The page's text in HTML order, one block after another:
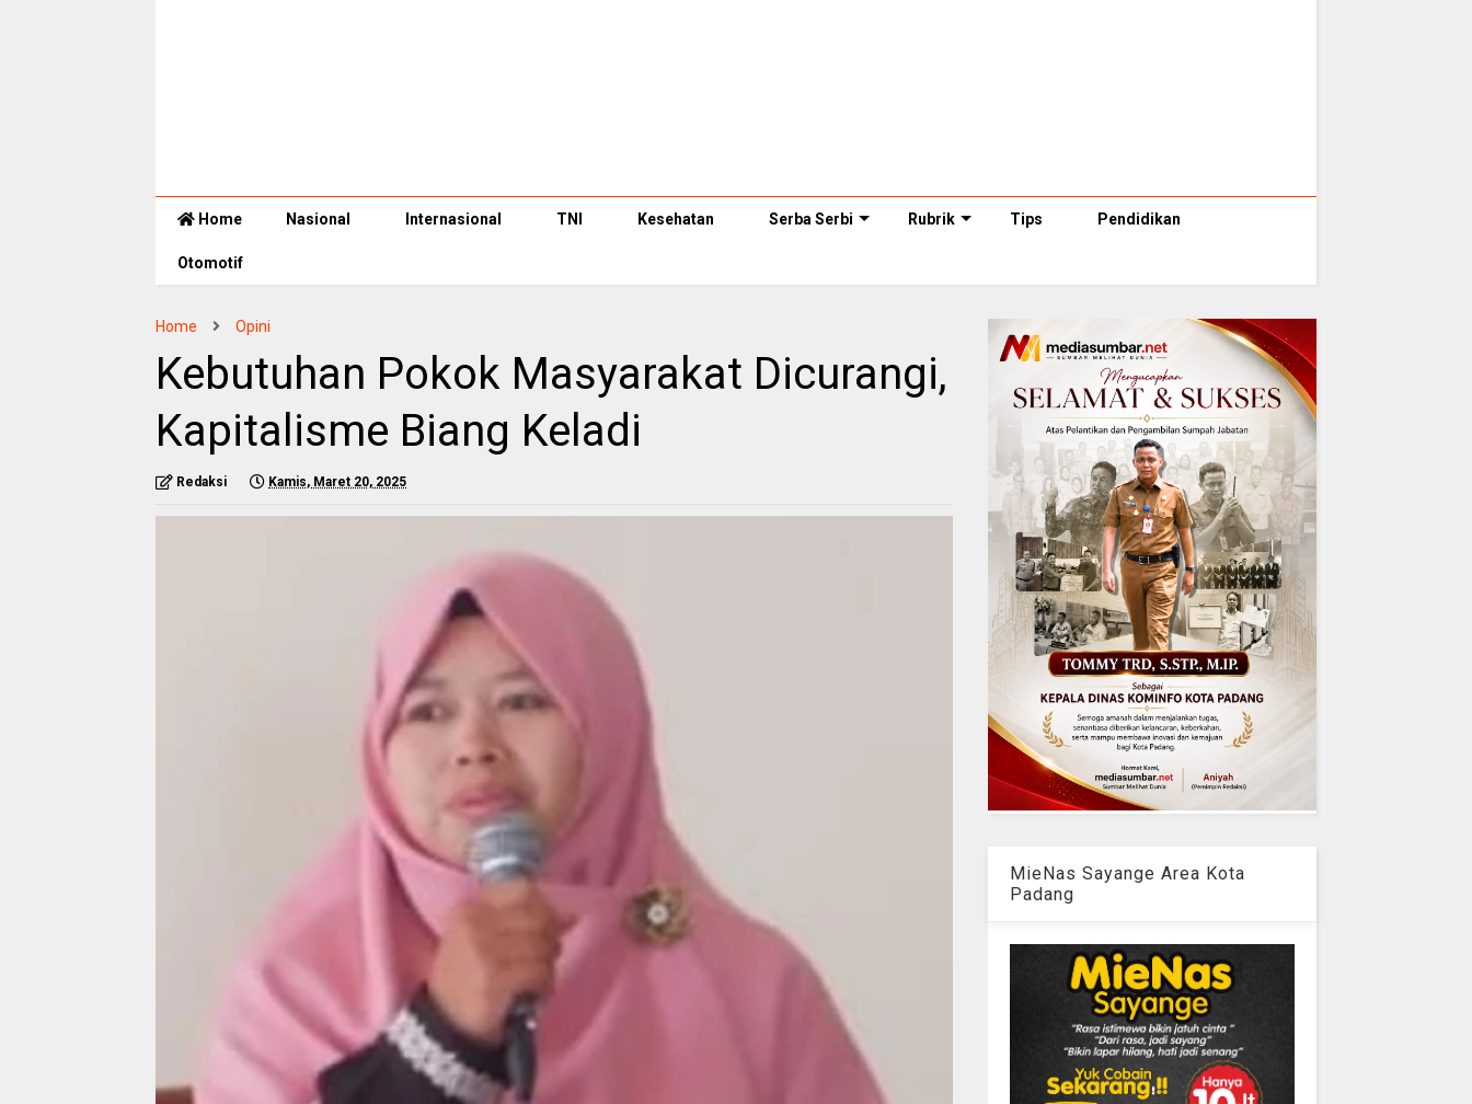
Home Nasional Internasional TNI Kesehatan Serba Serbi Rubrik Tips Pendidikan
Otomotif
Home Opini
Kebutuhan Pokok Masyarakat Dicurangi,
Kapitalisme Biang Keladi
Redaksi Kamis, Maret 20, 2025
MieNas Sayange Area Kota
Padang